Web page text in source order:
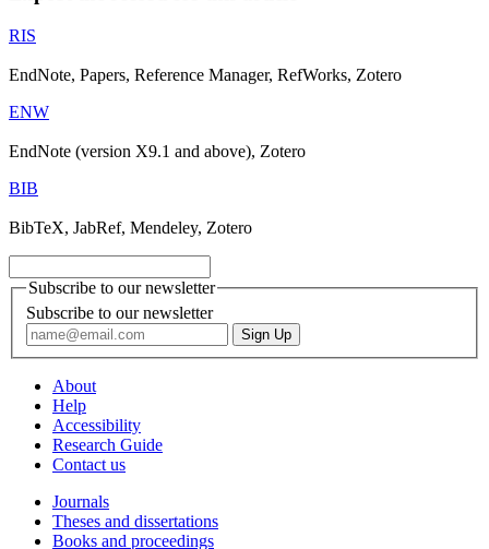
RIS
EndNote, Papers, Reference Manager, RefWorks, Zotero
ENW
EndNote (version X9.1 and above), Zotero
BIB
BibTeX, JabRef, Mendeley, Zotero
Subscribe to our newsletter
Subscribe to our newsletter
About
Help
Accessibility
Research Guide
Contact us
Journals
Theses and dissertations
Books and proceedings